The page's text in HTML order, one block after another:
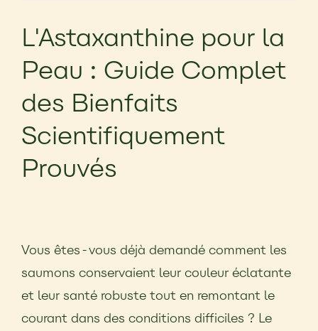
L'Astaxanthine pour la
Peau : Guide Complet
des Bienfaits
Scientifiquement
Prouvés
Vous êtes-vous déjà demandé comment les
saumons conservaient leur couleur éclatante
et leur santé robuste tout en remontant le
courant dans des conditions difficiles ? Le